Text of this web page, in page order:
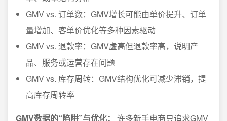
GMV vs. 订单数：GMV增长可能由单价提升、订单
量增加、客单价优化等多种因素驱动
GMV vs. 退款率：GMV虚高但退款率高，说明产
品、服务或运营存在问题
GMV vs. 库存周转：GMV结构优化可减少滞销，提
高库存周转率
GMV数据的“陷阱”与优化： 许多新手电商只追求GMV